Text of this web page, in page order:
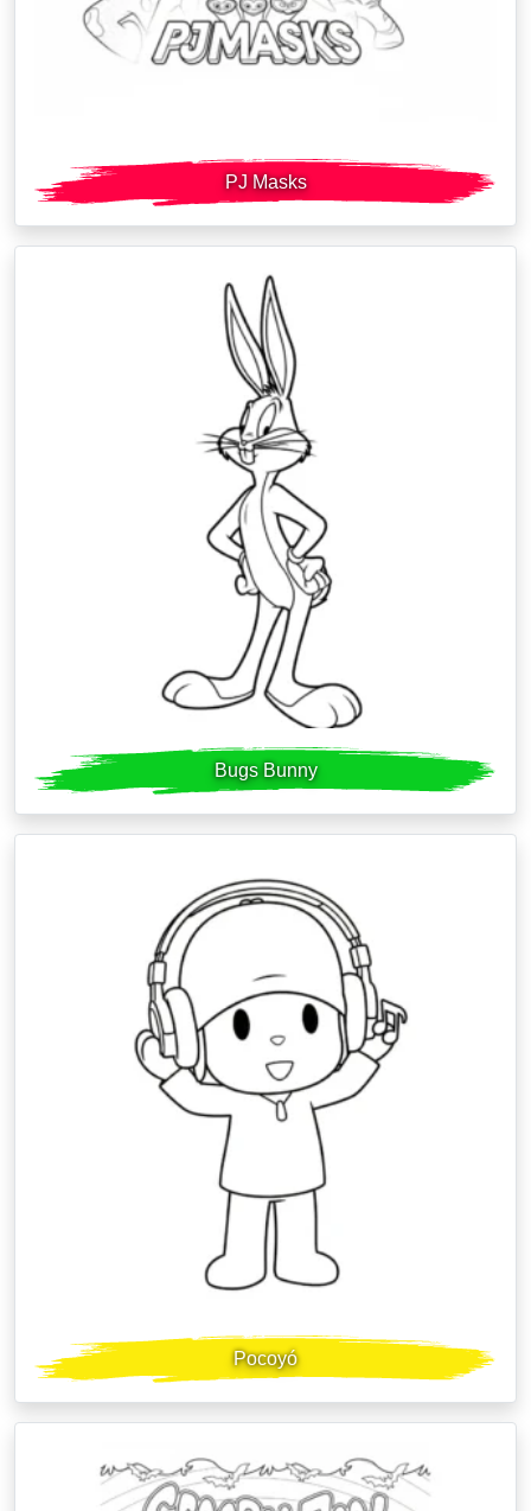
PJ Masks
Bugs Bunny
Pocoyó